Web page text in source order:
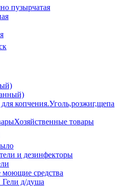
пузырчатая
Уголь,розжиг,щепа
Хозяйственные товары
и дезинфекторы
средства
д/душа